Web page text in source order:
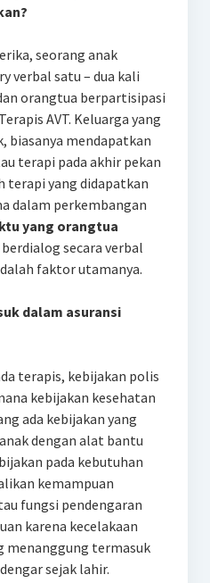
seorang anak
verbal satu – dua kali
orangtua berpartisipasi
AVT. Keluarga yang
biasanya mendapatkan
terapi pada akhir pekan
terapi yang didapatkan
dalam perkembangan
yang orangtua
secara verbal
faktor utamanya.
dalam asuransi
terapis, kebijakan polis
kebijakan kesehatan
ada kebijakan yang
dengan alat bantu
pada kebutuhan
kemampuan
fungsi pendengaran
karena kecelakaan
menanggung termasuk
sejak lahir.